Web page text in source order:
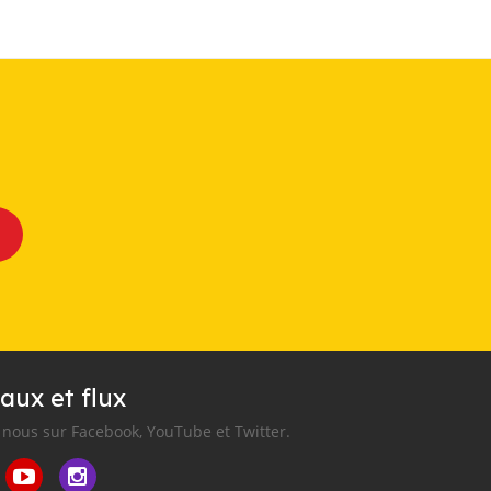
et flux
sur Facebook, YouTube et Twitter.